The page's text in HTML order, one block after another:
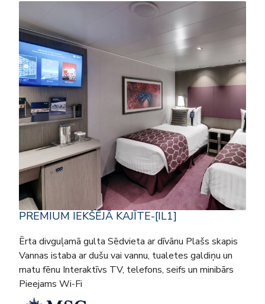
PREMIUM IEKŠĒJĀ KAJĪTE-[IL1]
Ērta divguļamā gulta Sēdvieta ar dīvānu Plašs skapis
Vannas istaba ar dušu vai vannu, tualetes galdiņu un
matu fēnu Interaktīvs TV, telefons, seifs un minibārs
Pieejams Wi-Fi